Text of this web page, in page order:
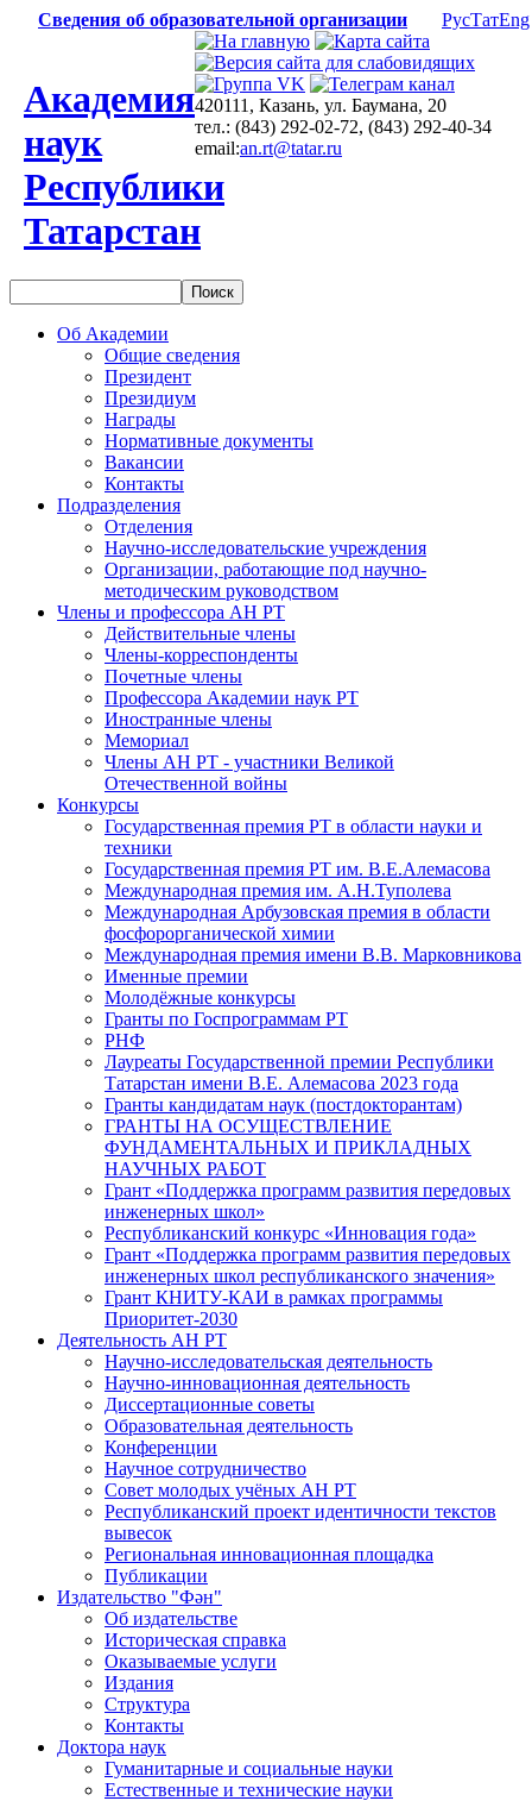
Сведения об образовательной организации РусТатEng
Академия
наук
Республики
Татарстан
420111, Казань, ул. Баумана, 20
тел.: (843) 292-02-72, (843) 292-40-34
email:an.rt@tatar.ru
Об Академии
Общие сведения
Президент
Президиум
Награды
Нормативные документы
Вакансии
Контакты
Подразделения
Отделения
Научно-исследовательские учреждения
Организации, работающие под научно-
методическим руководством
Члены и профессора АН РТ
Действительные члены
Члены-корреспонденты
Почетные члены
Профессора Академии наук РТ
Иностранные члены
Мемориал
Члены АН РТ - участники Великой
Отечественной войны
Конкурсы
Государственная премия РТ в области науки и
техники
Государственная премия РТ им. В.Е.Алемасова
Международная премия им. А.Н.Туполева
Международная Арбузовская премия в области
фосфорорганической химии
Международная премия имени В.В. Марковникова
Именные премии
Молодёжные конкурсы
Гранты по Госпрограммам РТ
РНФ
Лауреаты Государственной премии Республики
Татарстан имени В.Е. Алемасова 2023 года
Гранты кандидатам наук (постдокторантам)
ГРАНТЫ НА ОСУЩЕСТВЛЕНИЕ
ФУНДАМЕНТАЛЬНЫХ И ПРИКЛАДНЫХ
НАУЧНЫХ РАБОТ
Грант «Поддержка программ развития передовых
инженерных школ»
Республиканский конкурс «Инновация года»
Грант «Поддержка программ развития передовых
инженерных школ республиканского значения»
Грант КНИТУ-КАИ в рамках программы
Приоритет-2030
Деятельность АН РТ
Научно-исследовательская деятельность
Научно-инновационная деятельность
Диссертационные советы
Образовательная деятельность
Конференции
Научное сотрудничество
Совет молодых учёных АН РТ
Республиканский проект идентичности текстов
вывесок
Региональная инновационная площадка
Публикации
Издательство "Фән"
Об издательстве
Историческая справка
Оказываемые услуги
Издания
Структура
Контакты
Доктора наук
Гуманитарные и социальные науки
Естественные и технические науки